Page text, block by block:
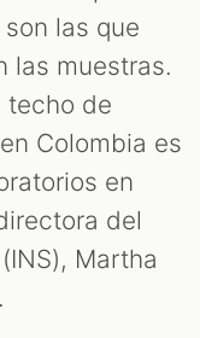
las que
las muestras.
techo de
Colombia es
en
del
Martha
.